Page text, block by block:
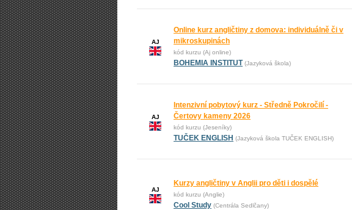
AJ
Online kurz angličtiny z domova: individuálně či v
mikroskupinách
kód kurzu (Aj online)
BOHEMIA INSTITUT (Jazyková škola)
AJ
Intenzivní pobytový kurz - Středně Pokročilí -
Čertovy kameny 2026
kód kurzu (Jeseníky)
TUČEK ENGLISH (Jazyková škola TUČEK ENGLISH)
AJ
Kurzy angličtiny v Anglii pro děti i dospělé
kód kurzu (Anglie)
Cool Study (Centrála Sedlčany)